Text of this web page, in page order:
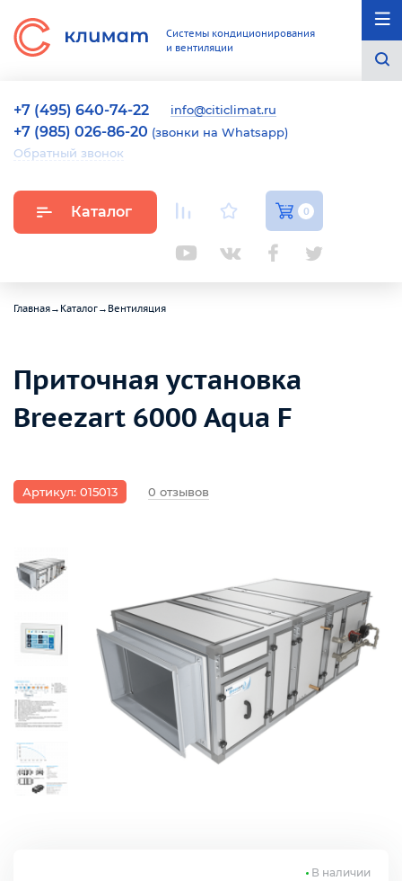
Системы кондиционирования
и вентиляции
+7 (495) 640-74-22 info@citiclimat.ru
+7 (985) 026-86-20 (звонки на Whatsapp)
Обратный звонок
Каталог 0
Главная→ Каталог→ Вентиляция
Приточная установка
Breezart 6000 Aqua F
Артикул: 015013 0 отзывов
В наличии